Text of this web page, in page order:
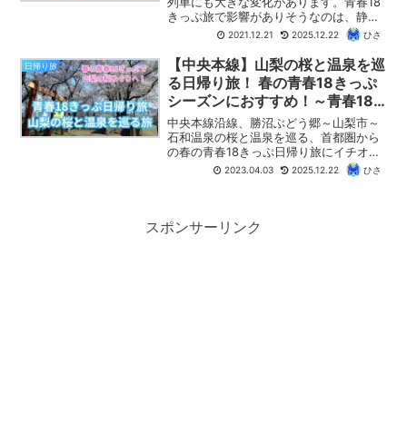
きっぷ旅で影響がありそうなのは、静岡
地区のホームライナーの土休日運転取り
やめ、指定席のある快速列車の廃止、そ
れに、東海道本線・山陽本線の幹線区間
での減便です。こ...
2021.12.21 2025.12.22 ひさ
日帰り旅
【中央本線】山梨の桜と温泉を巡
る日帰り旅！ 春の青春18きっぷ
シーズンにおすすめ！～青春18
きっぷ日帰り旅11～
中央本線沿線、勝沼ぶどう郷～山梨市～
石和温泉の桜と温泉を巡る、首都圏から
の春の青春18きっぷ日帰り旅にイチオシ
のルートを紹介します。青春18きっぷで
乗りまくるのではなく、お花見と温泉を
できるおすすめルートです。
2023.04.03 2025.12.22 ひさ
スポンサーリンク